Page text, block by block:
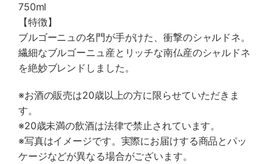
750ml
【特徴】
ブルゴーニュの名門が手がけた、衝撃のシャルドネ。
繊細なブルゴーニュ産とリッチな南仏産のシャルドネ
を絶妙ブレンドしました。
※お酒の販売は20歳以上の方に限らせていただきま
す。
※20歳未満の飲酒は法律で禁止されています。
※写真はイメージです。実際にお届けする商品とパッ
ケージなどが異なる場合がございます。